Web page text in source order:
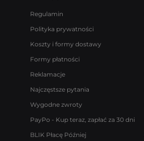
Regulamin
Polityka prywatności
Koszty i formy dostawy
Formy płatności
Reklamacje
Najczęstsze pytania
Wygodne zwroty
PayPo - Kup teraz, zapłać za 30 dni
BLIK Płacę Później